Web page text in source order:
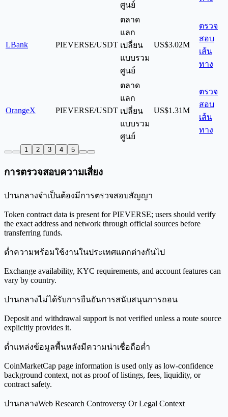
ศูนย์
LBank PIEVERSE/USDT
ตลาด
แลก
เปลี่ยน
แบบรวม
ศูนย์
US$3.02M
ตรวจ
สอบ
เส้น
ทาง
OrangeX PIEVERSE/USDT
ตลาด
แลก
เปลี่ยน
แบบรวม
ศูนย์
US$1.31M
ตรวจ
สอบ
เส้น
ทาง
1 2 3 4 5
การตรวจสอบความเสี่ยง
ปานกลางจำเป็นต้องมีการตรวจสอบสัญญา
Token contract data is present for PIEVERSE; users should verify
the exact address and network through official sources before
transferring funds.
ต่ำความพร้อมใช้งานในประเทศแตกต่างกันไป
Exchange availability, KYC requirements, and account features can
vary by country.
ปานกลางไม่ได้รับการยืนยันการสนับสนุนการถอน
Deposit and withdrawal support is not verified unless a route source
explicitly provides it.
ต่ำแหล่งข้อมูลพื้นหลังมีความน่าเชื่อถือต่ำ
CoinMarketCap page information is used only as low-confidence
background context, not as proof of listings, fees, liquidity, or
contract safety.
ปานกลางWeb Research Controversy Or Legal Context